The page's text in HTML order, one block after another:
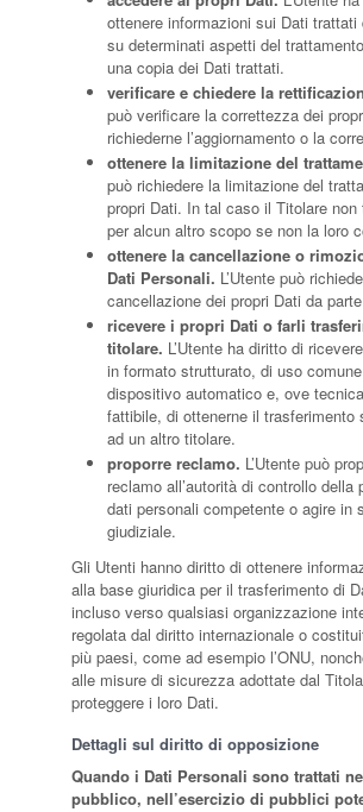
ottenere informazioni sui Dati trattati
su determinati aspetti del
una copia dei Dati trattati.
verificare e chiedere la
può verificare la correttezza dei
richiederne l’aggiornamento o la
ottenere la limitazione del
può richiedere la limitazione del
propri Dati. In tal caso il Titolare non
per alcun altro scopo se non la loro
ottenere la cancellazione o
Dati Personali. L’Utente può
cancellazione dei propri Dati da
ricevere i propri Dati o farli
titolare. L’Utente ha diritto di
in formato strutturato, di uso
dispositivo automatico e, ove
fattibile, di ottenerne il trasferimento
ad un altro titolare.
proporre reclamo. L’Utente può
reclamo all’autorità di controllo della
dati personali competente o agire in
giudiziale.
Gli Utenti hanno diritto di ottenere
alla base giuridica per il trasferimento di
incluso verso qualsiasi organizzazione
regolata dal diritto internazionale o
più paesi, come ad esempio l’ONU,
alle misure di sicurezza adottate dal
proteggere i loro Dati.
Dettagli sul diritto di opposizione
Quando i Dati Personali sono trattati
pubblico, nell’esercizio di pubblici